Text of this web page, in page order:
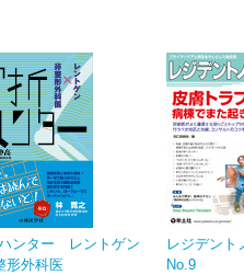
ンター レントゲン
形外科医
レジデント
No.9